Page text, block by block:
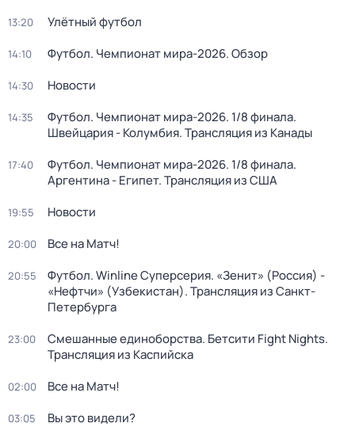
13:20 Улётный футбол
14:10 Футбол. Чемпионат мира-2026. Обзор
14:30 Новости
14:35
Футбол. Чемпионат мира-2026. 1/8 финала.
Швейцария - Колумбия. Трансляция из Канады
17:40
Футбол. Чемпионат мира-2026. 1/8 финала.
Аргентина - Египет. Трансляция из США
19:55 Новости
20:00 Все на Матч!
20:55
Футбол. Winline Суперсерия. «Зенит» (Россия) -
«Нефтчи» (Узбекистан). Трансляция из Санкт-
Петербурга
23:00
Смешанные единоборства. Бетсити Fight Nights.
Трансляция из Каспийска
02:00 Все на Матч!
03:05 Вы это видели?